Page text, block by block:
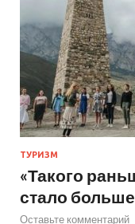
ТУРИЗМ
«Такого
стало
Оставьте комментарий